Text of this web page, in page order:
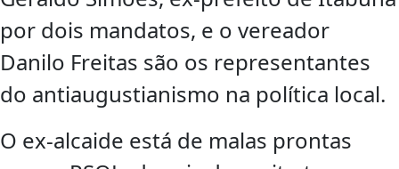
por dois mandatos, e o vereador
Danilo Freitas são os representantes
do antiaugustianismo na política local.
O ex-alcaide está de malas prontas